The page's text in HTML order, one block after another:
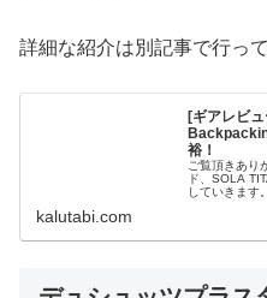
詳細な紹介は別記事で行って
[ギアレビ
裕！
ご覧頂きあり
ド、SOLA
していきます
kalutabi.com